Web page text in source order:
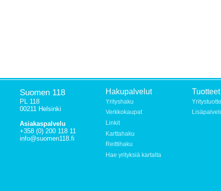
Suomen 118
PL 118
00211 Helsinki
Asiakaspalvelu
+358 (0) 200 118 11
info@suomen118.fi
Hakupalvelut
Yrityshaku
Verkkokaupat
Linkit
Karttahaku
Reittihaku
Hae yrityksiä kartalta